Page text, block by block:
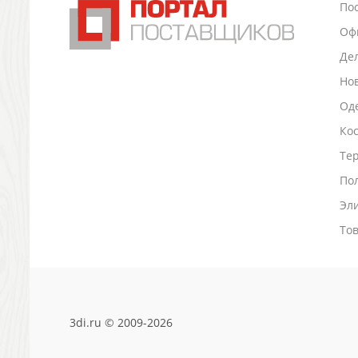
Промо
Антистрессы
Визитницы настольные
3di.ru © 2009-2026